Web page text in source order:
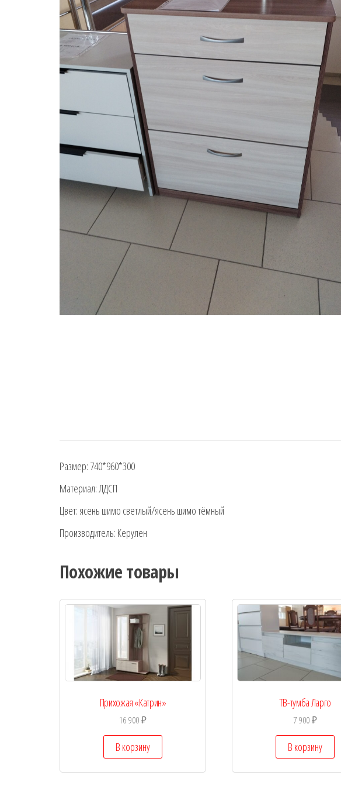
Размер: 740*960*300
Материал: ЛДСП
Цвет: ясень шимо светлый/ясень шимо тёмный
Производитель: Керулен
Похожие товары
Прихожая «Катрин»
16 900₽
В корзину
ТВ-тумба Ларго
7 900₽
В корзину